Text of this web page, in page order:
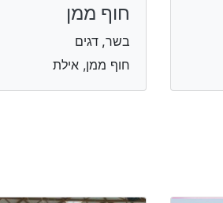
חוף ממן
בשר, דגים
חוף ממן, אילת